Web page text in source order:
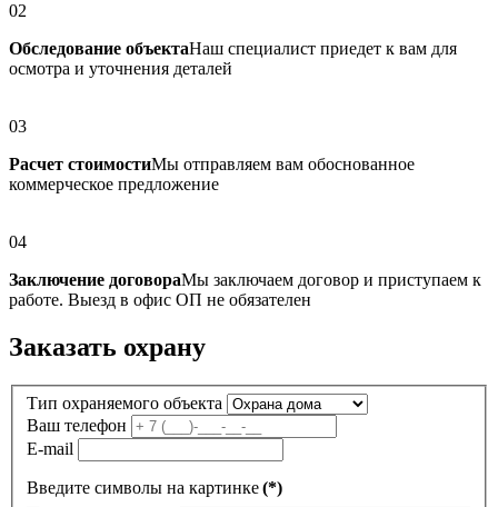
02
Обследование объектаНаш специалист приедет к вам для
осмотра и уточнения деталей
03
Расчет стоимостиМы отправляем вам обоснованное
коммерческое предложение
04
Заключение договораМы заключаем договор и приступаем к
работе. Выезд в офис ОП не обязателен
Заказать охрану
Тип охраняемого объекта
Ваш телефон
E-mail
Введите символы на картинке(*)